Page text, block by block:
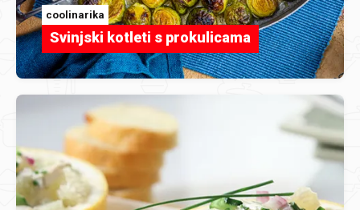
coolinarika
Svinjski kotleti s prokulicama